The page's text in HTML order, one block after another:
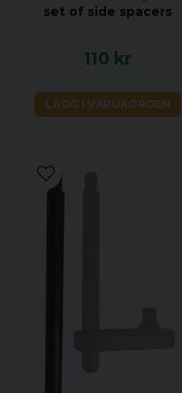
set of side spacers
110 kr
LÄGG I VARUKORGEN